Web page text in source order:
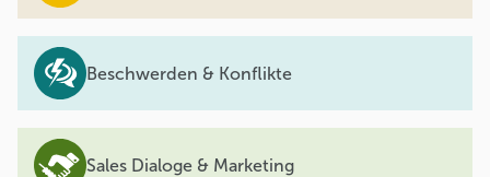
Beschwerden & Konflikte
Sales Dialoge & Marketing